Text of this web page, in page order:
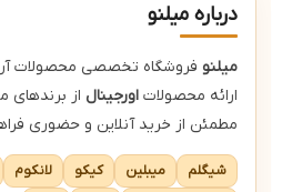
درباره میلنو
میلنو فروشگاه تخصصی محصولات
ارائه محصولات اورجینال از برندهای
مطمئن از خرید آنلاین و حضوری
شیگلم میبلین کیکو لانکوم